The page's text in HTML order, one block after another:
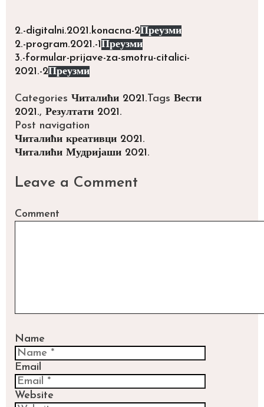
2.-digitalni.2021.konacna-2Преузми
2.-program.2021.-1Преузми
3.-formular-prijave-za-smotru-citalici-
2021.-2Преузми
Categories Читалићи 2021. Tags Вести
2021., Резултати 2021.
Post navigation
Читалићи креативци 2021.
Читалићи Мудријаши 2021.
Leave a Comment
Comment
Name
Email
Website